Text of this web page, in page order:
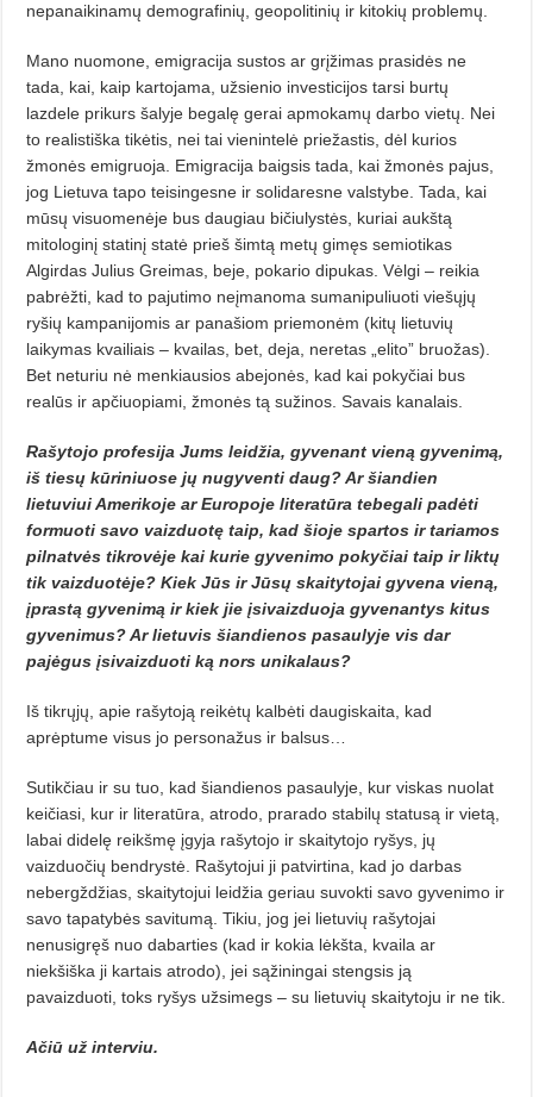
nepanaikinamų demografinių, geopolitinių ir kitokių problemų.
Mano nuomone, emigracija sustos ar grįžimas prasidės ne
tada, kai, kaip kartojama, užsienio investicijos tarsi burtų
lazdele prikurs šalyje begalę gerai apmokamų darbo vietų. Nei
to realistiška tikėtis, nei tai vienintelė priežastis, dėl kurios
žmonės emigruoja. Emigracija baigsis tada, kai žmonės pajus,
jog Lietuva tapo teisingesne ir solidaresne valstybe. Tada, kai
mūsų visuomenėje bus daugiau bičiulystės, kuriai aukštą
mitologinį statinį statė prieš šimtą metų gimęs semiotikas
Algirdas Julius Greimas, beje, pokario dipukas. Vėlgi – reikia
pabrėžti, kad to pajutimo neįmanoma sumanipuliuoti viešųjų
ryšių kampanijomis ar panašiom priemonėm (kitų lietuvių
laikymas kvailiais – kvailas, bet, deja, neretas „elito” bruožas).
Bet neturiu nė menkiausios abejonės, kad kai pokyčiai bus
realūs ir apčiuopiami, žmonės tą sužinos. Savais kanalais.
Rašytojo profesija Jums leidžia, gyvenant vieną gyvenimą,
iš tiesų kūriniuose jų nugyventi daug? Ar šiandien
lietuviui Amerikoje ar Europoje literatūra tebegali padėti
formuoti savo vaizduotę taip, kad šioje spartos ir tariamos
pilnatvės tikrovėje kai kurie gyvenimo pokyčiai taip ir liktų
tik vaizduotėje? Kiek Jūs ir Jūsų skaitytojai gyvena vieną,
įprastą gyvenimą ir kiek jie įsivaizduoja gyvenantys kitus
gyvenimus? Ar lietuvis šiandienos pasaulyje vis dar
pajėgus įsivaizduoti ką nors unikalaus?
Iš tikrųjų, apie rašytoją reikėtų kalbėti daugiskaita, kad
aprėptume visus jo personažus ir balsus…
Sutikčiau ir su tuo, kad šiandienos pasaulyje, kur viskas nuolat
keičiasi, kur ir literatūra, atrodo, prarado stabilų statusą ir vietą,
labai didelę reikšmę įgyja rašytojo ir skaitytojo ryšys, jų
vaizduočių bendrystė. Rašytojui ji patvirtina, kad jo darbas
nebergždžias, skaitytojui leidžia geriau suvokti savo gyvenimo ir
savo tapatybės savitumą. Tikiu, jog jei lietuvių rašytojai
nenusigręš nuo dabarties (kad ir kokia lėkšta, kvaila ar
niekšiška ji kartais atrodo), jei sąžiningai stengsis ją
pavaizduoti, toks ryšys užsimegs – su lietuvių skaitytoju ir ne tik.
Ačiū už interviu.